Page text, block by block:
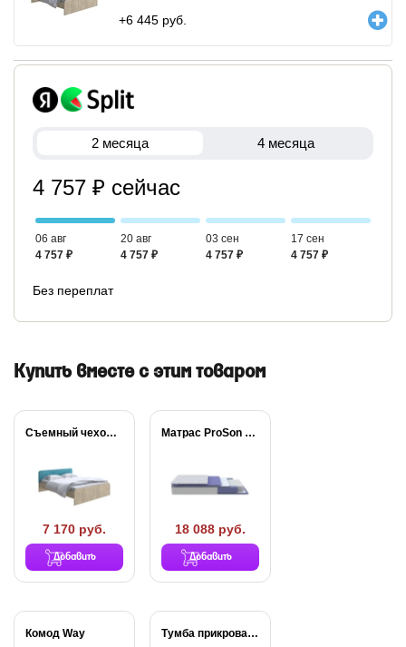
+6 445 руб.
2 месяца 4 месяца
4 757 ₽ сейчас
06 авг
4 757 ₽
20 авг
4 757 ₽
03 сен
4 757 ₽
17 сен
4 757 ₽
Без переплат
Купить вместе с этим товаром
Съемный чехол для...
7 170 руб.
Добавить
Матрас ProSon Active...
18 088 руб.
Добавить
Комод Way Тумба прикроватная Way